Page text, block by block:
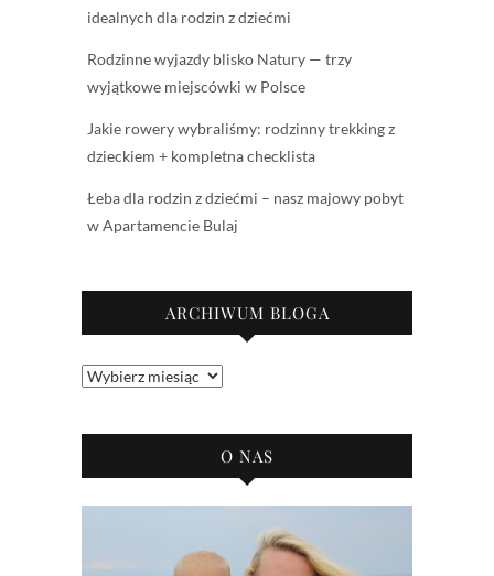
idealnych dla rodzin z dziećmi
Rodzinne wyjazdy blisko Natury — trzy
wyjątkowe miejscówki w Polsce
Jakie rowery wybraliśmy: rodzinny trekking z
dzieckiem + kompletna checklista
Łeba dla rodzin z dziećmi – nasz majowy pobyt
w Apartamencie Bulaj
ARCHIWUM BLOGA
Archiwum
O NAS